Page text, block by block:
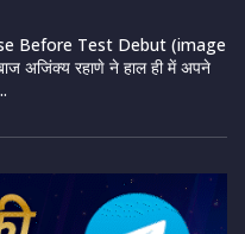
Before Test Debut (image
अजिंक्य रहाणे ने हाल ही में अपने